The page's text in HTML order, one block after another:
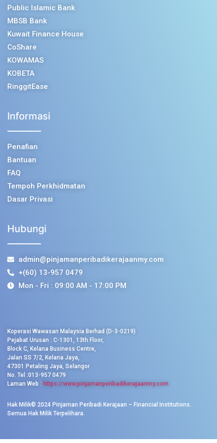
Public Islamic Bank
MBSB Bank
Kuwait Finance House
CoShare
KOWAMAS
KOBETA
RinggitEase
Informasi
Penafian
Bantuan
FAQ
Tempoh Perkhidmatan
Dasar Privasi
Hubungi
admin@pinjamanperibadikerajaanmy.com
+(60) 13-957 0479
Mon - Fri : 09:00 AM - 17:00 PM
Koperasi Wawasan Malaysia Berhad (D-3-0219)
Pejabat Urusan : C-1301, 13th Floor,
Block C, Kelana Business Centre,
Jalan SS 7/2, Kelana Jaya,
47301 Petaling Jaya, Selangor
No. Tel :013-957 0479
Laman Web : https://www.pinjamanperibadikerajaanmy.com
Hak Milik© 2024 Pinjaman Peribadi Kerajaan – Financial Institutions.
Semua Hak Milik Terpelihara.